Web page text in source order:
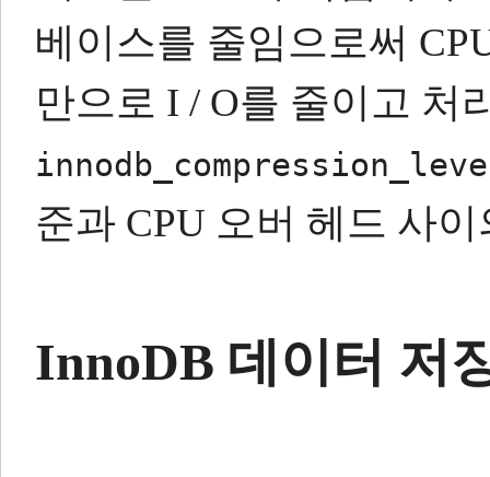
베이스를 줄임으로써
만으로 I / O를 줄이고 처
준과 CPU 오버 헤드 사
InnoDB 데이터 저